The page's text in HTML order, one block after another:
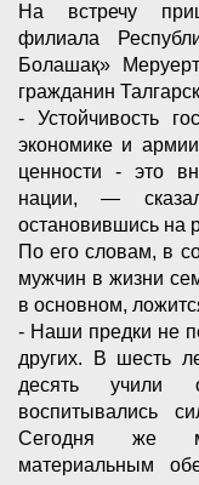
На встречу
филиала
Болашақ»
гражданин
- Устойчивость
экономике и
ценности - это
нации, —
остановившись на
По его словам, в
мужчин в жизни
в основном,
- Наши предки не
других. В шесть
десять учили
воспитывались
Сегодня же
материальным